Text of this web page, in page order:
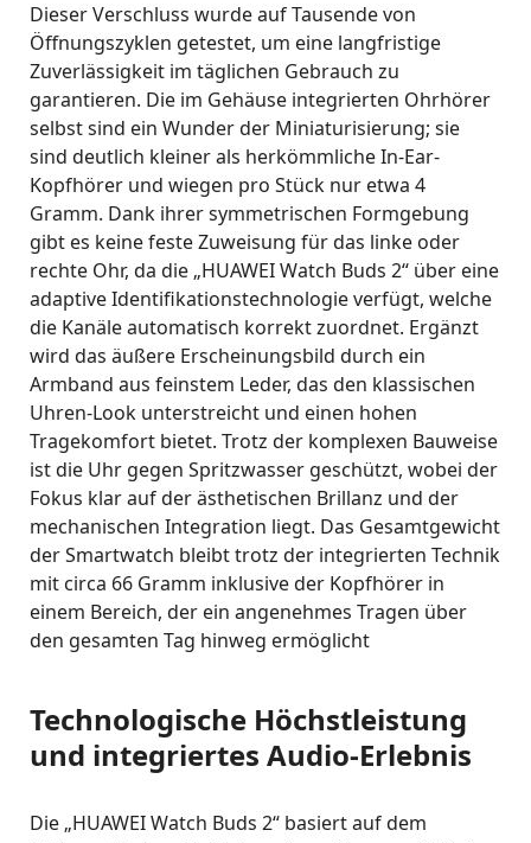
Dieser Verschluss wurde auf Tausende von
Öffnungszyklen getestet, um eine langfristige
Zuverlässigkeit im täglichen Gebrauch zu
garantieren. Die im Gehäuse integrierten Ohrhörer
selbst sind ein Wunder der Miniaturisierung; sie
sind deutlich kleiner als herkömmliche In-Ear-
Kopfhörer und wiegen pro Stück nur etwa 4
Gramm. Dank ihrer symmetrischen Formgebung
gibt es keine feste Zuweisung für das linke oder
rechte Ohr, da die „HUAWEI Watch Buds 2“ über eine
adaptive Identifikationstechnologie verfügt, welche
die Kanäle automatisch korrekt zuordnet. Ergänzt
wird das äußere Erscheinungsbild durch ein
Armband aus feinstem Leder, das den klassischen
Uhren-Look unterstreicht und einen hohen
Tragekomfort bietet. Trotz der komplexen Bauweise
ist die Uhr gegen Spritzwasser geschützt, wobei der
Fokus klar auf der ästhetischen Brillanz und der
mechanischen Integration liegt. Das Gesamtgewicht
der Smartwatch bleibt trotz der integrierten Technik
mit circa 66 Gramm inklusive der Kopfhörer in
einem Bereich, der ein angenehmes Tragen über
den gesamten Tag hinweg ermöglicht
Technologische Höchstleistung
und integriertes Audio-Erlebnis
Die „HUAWEI Watch Buds 2“ basiert auf dem